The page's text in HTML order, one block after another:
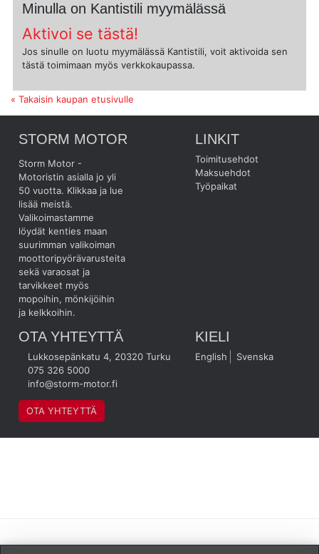
Minulla on Kantistili myymälässä
Aktivoi se tästä!
Jos sinulle on luotu myymälässä Kantistili, voit aktivoida sen
tästä toimimaan myös verkkokaupassa.
« Takaisin kaupan etusivulle
STORM MOTOR
Storm Motor -
Motoristin asialla jo yli
50 vuotta. Klikkaa ja lue
lisää meistä.
Valikoimastamme
löydät kenties maan
suurimman valikoiman
moottoripyörävarusteita
sekä varaosat ja
tarvikkeet myös
mopoihin, mönkijöihin
ja kelkkoihin.
LINKIT
Toimitusehdot
Maksuehdot
Työpaikat
OTA YHTEYTTÄ
Lukkosepänkatu 4, 20320 Turku
075 326 5000
info@storm-motor.fi
OTA YHTEYTTÄ
KIELI
English Svenska